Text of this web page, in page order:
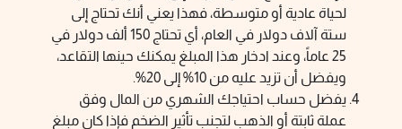
لحياة عادية أو متوسطة، فهذا يعني أنك تحتاج إلى
ستة آلاف دولار في العام، أي تحتاج 150 ألف دولار في
25 عاماً، وعند ادخار هذا المبلغ يمكنك حينها التقاعد،
ويفضل أن تزيد عليه من 10% إلى 20%.
يفضل حساب احتياجك الشهري من المال وفق
عملة ثابتة أو الذهب لتجنب تأثير الضخم فإذا كان مبلغ